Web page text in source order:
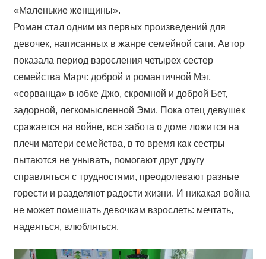
«Маленькие женщины».
Роман стал одним из первых произведений для
девочек, написанных в жанре семейной саги. Автор
показала период взросления четырех сестер
семейства Марч: доброй и романтичной Мэг,
«сорванца» в юбке Джо, скромной и доброй Бет,
задорной, легкомысленной Эми. Пока отец девушек
сражается на войне, вся забота о доме ложится на
плечи матери семейства, в то время как сестры
пытаются не унывать, помогают друг другу
справляться с трудностями, преодолевают разные
горести и разделяют радости жизни. И никакая война
не может помешать девочкам взрослеть: мечтать,
надеяться, влюбляться.